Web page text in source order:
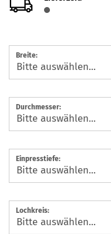
Breite:
Durchmesser:
Einpresstiefe:
Lochkreis: